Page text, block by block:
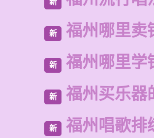
新
新 福州哪里卖
新 福州哪里学
新 福州买乐器
新 福州唱歌排